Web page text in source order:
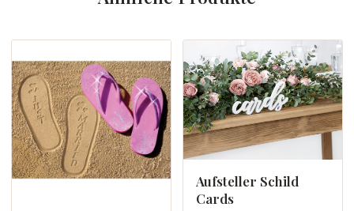
Aufsteller Schild
Cards